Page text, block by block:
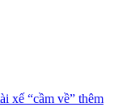
xế “cầm về” thêm